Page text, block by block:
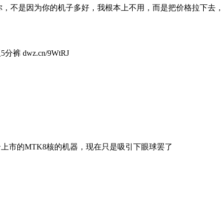
不是因为你的机子多好，我根本上不用，而是把价格拉下
裤 dwz.cn/9WtRJ
市的MTK8核的机器，现在只是吸引下眼球罢了